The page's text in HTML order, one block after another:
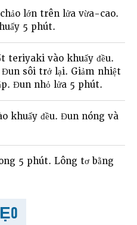
lớn trên lửa vừa-cao.
5 phút.
teriyaki vào khuấy đều.
sôi trở lại. Giảm nhiệt
Đun nhỏ lửa 5 phút.
khuấy đều. Đun nóng và
5 phút. Lông tơ bằng